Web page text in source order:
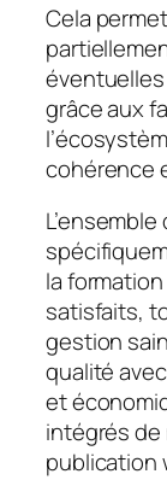
Cela
grâce aux
cohérence
la
satisfaits,
gestion
qualité
et
intégrés
publication